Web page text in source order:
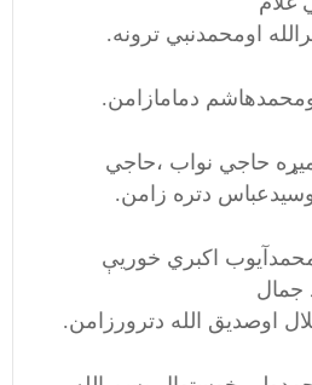
اومحمدنبي ترونه.
دمامازامن.
حاجي نواب ،حاجي
دتره زامن.
اکبري خوریې
جمال
اوصدیق الله دترورزامن.